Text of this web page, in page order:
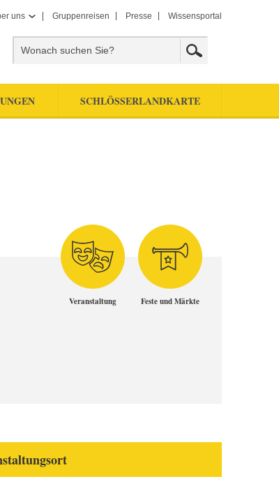
uns Gruppenreisen Presse Wissensportal
SCHLÖSSERLANDKARTE
Veranstaltung Feste und Märkte